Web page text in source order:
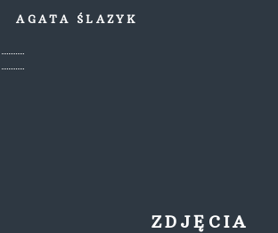
AGATA ŚLAZYK
ZDJĘCIA